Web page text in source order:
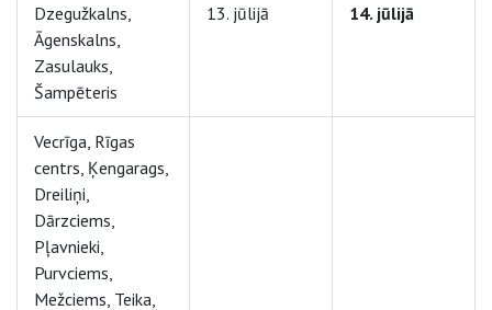
Dzegužkalns,
Āgenskalns,
Zasulauks,
Šampēteris
13. jūlijā 14. jūlijā
Vecrīga, Rīgas
centrs, Ķengarags,
Dreiliņi,
Dārzciems,
Pļavnieki,
Purvciems,
Mežciems, Teika,